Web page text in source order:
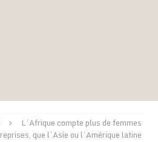
L’Afrique compte plus de femmes
que l’Asie ou l’Amérique latine